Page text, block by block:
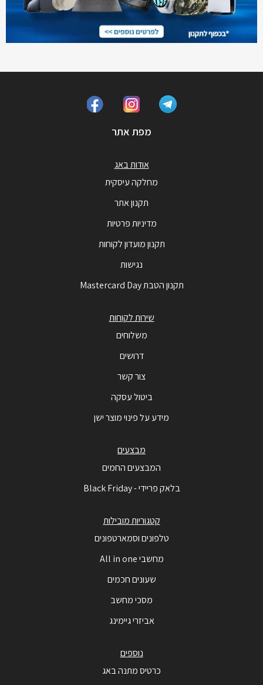
מפת אתר
אודות באג
מחלקה עיסקית
תקנון אתר
מדיניות פרטיות
תקנון מועדון לקוחות
נגישות
תקנון הטבת Mastercard Day
שירות לקוחות
משלוחים
דרושים
צור קשר
ביטול עסקה
מידע על פינוי מוצר ישן
מבצעים
המבצעים החמים
בלאק פריידי - Black Friday
קטגוריות מובילות
טלפונים וסמארטפונים
מחשבי All in one
שעונים חכמים
מסכי מחשב
אביזרי גיימינג
נוספים
כרטיס מתנה באג